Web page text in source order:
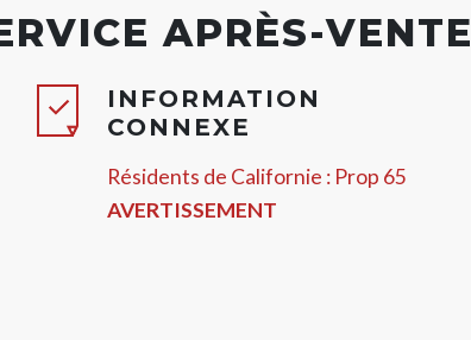
APRÈS-VENTE
INFORMATION
CONNEXE
Résidents de Californie : Prop 65
AVERTISSEMENT